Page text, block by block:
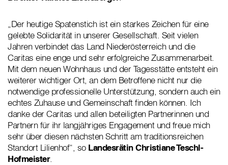
„Der heutige Spatenstich ist ein starkes Zeichen für eine
gelebte Solidarität in unserer Gesellschaft. Seit vielen
Jahren verbindet das Land Niederösterreich und die
Caritas eine enge und sehr erfolgreiche Zusammenarbeit.
Mit dem neuen Wohnhaus und der Tagesstätte entsteht ein
weiterer wichtiger Ort, an dem Betroffene nicht nur die
notwendige professionelle Unterstützung, sondern auch ein
echtes Zuhause und Gemeinschaft finden können. Ich
danke der Caritas und allen beteiligten Partnerinnen und
Partnern für ihr langjähriges Engagement und freue mich
sehr über diesen nächsten Schritt am traditionsreichen
Standort Lilienhof“, so Landesrätin Christiane Teschl-
Hofmeister.